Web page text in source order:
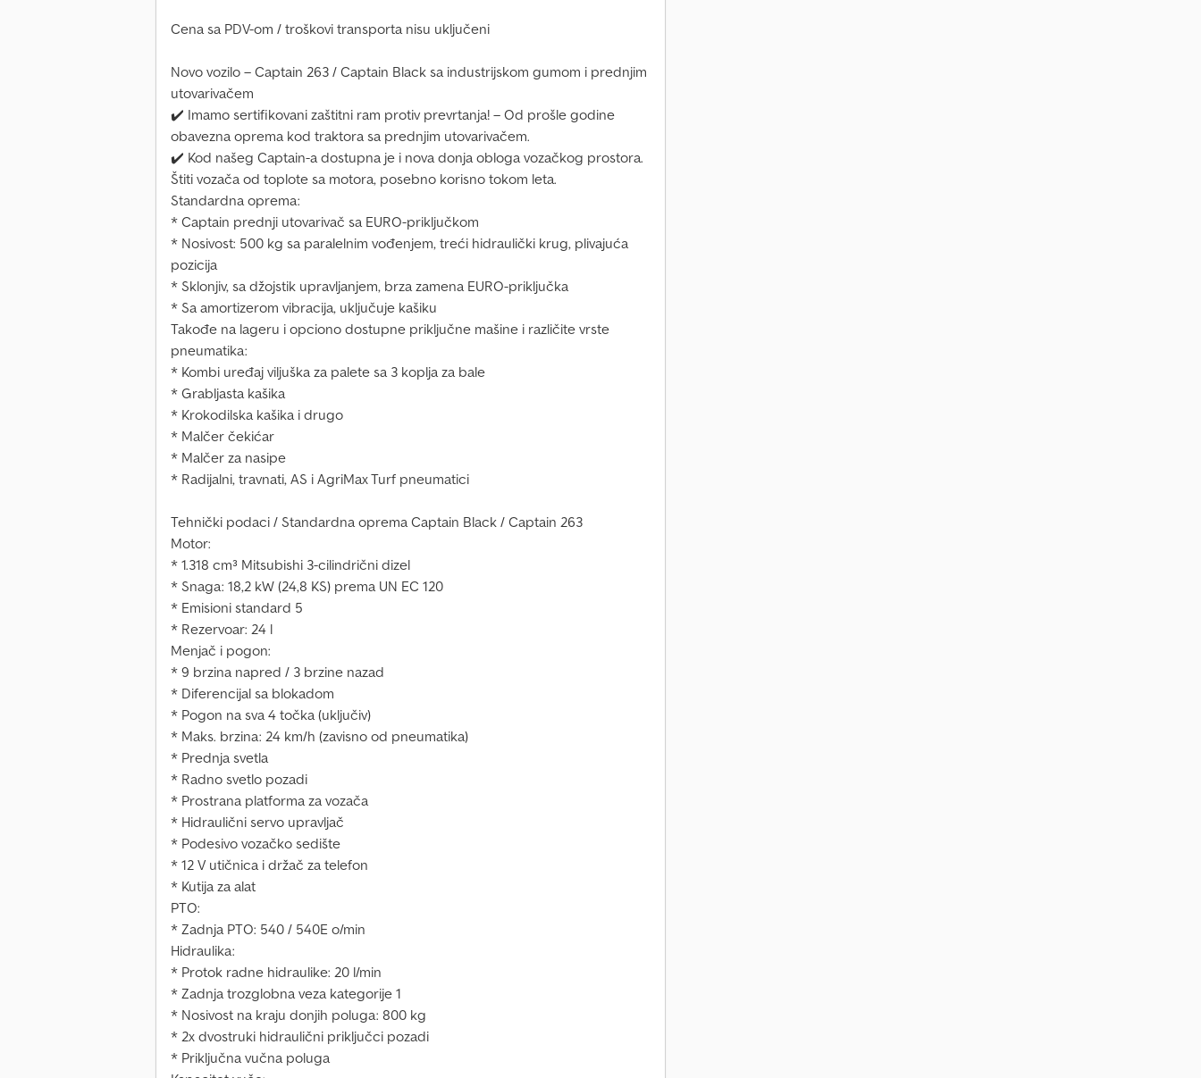
Cena sa PDV-om / troškovi transporta nisu uključeni
Novo vozilo – Captain 263 / Captain Black sa industrijskom gumom i prednjim
utovarivačem
✔️ Imamo sertifikovani zaštitni ram protiv prevrtanja! – Od prošle godine
obavezna oprema kod traktora sa prednjim utovarivačem.
✔️ Kod našeg Captain-a dostupna je i nova donja obloga vozačkog prostora.
Štiti vozača od toplote sa motora, posebno korisno tokom leta.
Standardna oprema:
* Captain prednji utovarivač sa EURO-priključkom
* Nosivost: 500 kg sa paralelnim vođenjem, treći hidraulički krug, plivajuća
pozicija
* Sklonjiv, sa džojstik upravljanjem, brza zamena EURO-priključka
* Sa amortizerom vibracija, uključuje kašiku
Takođe na lageru i opciono dostupne priključne mašine i različite vrste
pneumatika:
* Kombi uređaj viljuška za palete sa 3 koplja za bale
* Grabljasta kašika
* Krokodilska kašika i drugo
* Malčer čekićar
* Malčer za nasipe
* Radijalni, travnati, AS i AgriMax Turf pneumatici
Tehnički podaci / Standardna oprema Captain Black / Captain 263
Motor:
* 1.318 cm³ Mitsubishi 3-cilindrični dizel
* Snaga: 18,2 kW (24,8 KS) prema UN EC 120
* Emisioni standard 5
* Rezervoar: 24 l
Menjač i pogon:
* 9 brzina napred / 3 brzine nazad
* Diferencijal sa blokadom
* Pogon na sva 4 točka (uključiv)
* Maks. brzina: 24 km/h (zavisno od pneumatika)
* Prednja svetla
* Radno svetlo pozadi
* Prostrana platforma za vozača
* Hidraulični servo upravljač
* Podesivo vozačko sedište
* 12 V utičnica i držač za telefon
* Kutija za alat
PTO:
* Zadnja PTO: 540 / 540E o/min
Hidraulika:
* Protok radne hidraulike: 20 l/min
* Zadnja trozglobna veza kategorije 1
* Nosivost na kraju donjih poluga: 800 kg
* 2x dvostruki hidraulični priključci pozadi
* Priključna vučna poluga